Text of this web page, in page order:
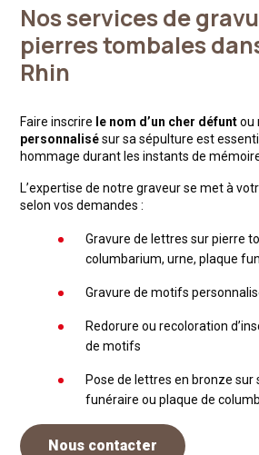
Nos services de
pierres tombales
Rhin
Faire inscrire le nom d’un cher défuntou
personnalisésur sa sépulture est
hommage durant les instants de
L’expertise de notre graveur se met à
selon vos demandes :
Gravure de lettres sur pierre
columbarium, urne, plaque
Gravure de motifs
Redorure ou recoloration
de motifs
Pose de lettres en bronze sur
funéraire ou plaque de
Nous contacter